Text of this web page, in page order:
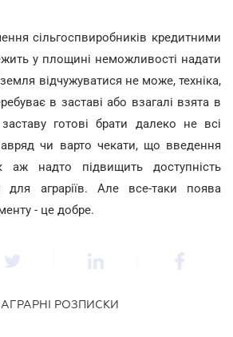
сільгоспвиробників кредитними
у площині неможливості надати
відчужуватися не може, техніка,
в заставі або взагалі взята в
готові брати далеко не всі
чи варто чекати, що введення
аж надто підвищить доступність
для аграріїв. Але все-таки поява
- це добре.
АГРАРНІ РОЗПИСКИ